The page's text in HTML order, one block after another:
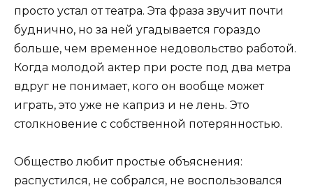
просто устал от театра. Эта фраза звучит почти
буднично, но за ней угадывается гораздо
больше, чем временное недовольство работой.
Когда молодой актер при росте под два метра
вдруг не понимает, кого он вообще может
играть, это уже не каприз и не лень. Это
столкновение с собственной потерянностью.
Общество любит простые объяснения:
распустился, не собрался, не воспользовался